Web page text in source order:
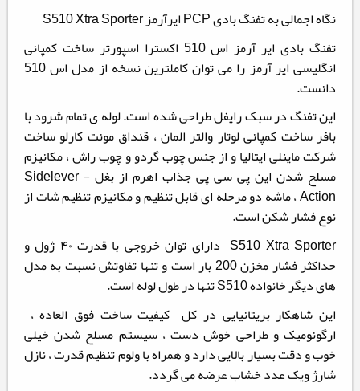
نگاه اجمالی به تفنگ بادی PCP ایرآرمز S510 Xtra Sporter
تفنگ بادی ایر آرمز اس 510 اکسترا اسپورتر ساخت کمپانی
انگلیسی ایر آرمز را می توان کاملترین نسخه از مدل اس 510
دانست.
این تفنگ در سبک رایفل طراحی شده است. لوله ی تمام شرود با
بافر ساخت کمپانی لوتار والتر المان ، قنداق مونت کارلو ساخت
شرکت ماینلی ایتالیا و از جنس چوب گردو و چوب راش ، مکانیزم
مسلح شدن این پی سی پی جذاب اهرم از بغل - Sidelever
Action ، ماشه دو مرحله ای قابل تنظیم و مکانیزم تنظیم شات از
نوع فشار شکن است.
S510 Xtra Sporter دارای توان خروجی با قدرت ۴۰ ژول و
حداکثر فشار مخزن 200 بار است و تنها تفاوتش نسبت به مدل
های دیگر خانواده S510 تنها در طول لوله است.
این شاهکار بریتانیایی در کل کیفیت ساخت فوق العاده ،
ارگونومیک و طراحی خوش دست ، سیستم مسلح شدن خیلی
خوب و دقت بسیار بالایی دارد و همراه با ولوم تنظیم قدرت ، نازل
شارژ ویک عدد خشاب عرضه می گردد.